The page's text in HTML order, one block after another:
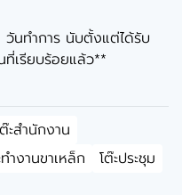
วันทำการ นับตั้งแต่ได้รับ
ที่เรียบร้อยแล้ว**
ะสำนักงาน
ทำงานขาเหล็ก
โต๊ะประชุม